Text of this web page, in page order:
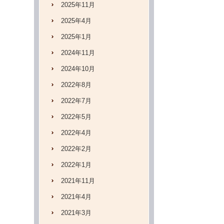
2025年11月
2025年4月
2025年1月
2024年11月
2024年10月
2022年8月
2022年7月
2022年5月
2022年4月
2022年2月
2022年1月
2021年11月
2021年4月
2021年3月